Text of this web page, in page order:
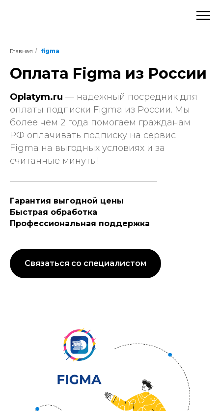
Главная / figma
Оплата Figma из России
Oplatym.ru — надежный посредник для
оплаты подписки Figma из России. Мы
более чем 2 года помогаем гражданам
РФ оплачивать подписку на сервис
Figma на выгодных условиях и за
считанные минуты!
Гарантия выгодной цены
Быстрая обработка
Профессиональная поддержка
Связаться со специалистом